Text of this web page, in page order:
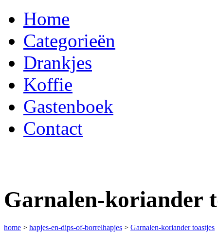
Home
Categorieën
Drankjes
Koffie
Gastenboek
Contact
Garnalen-koriander
home > hapjes-en-dips-of-borrelhapjes > Garnalen-koriander toastjes